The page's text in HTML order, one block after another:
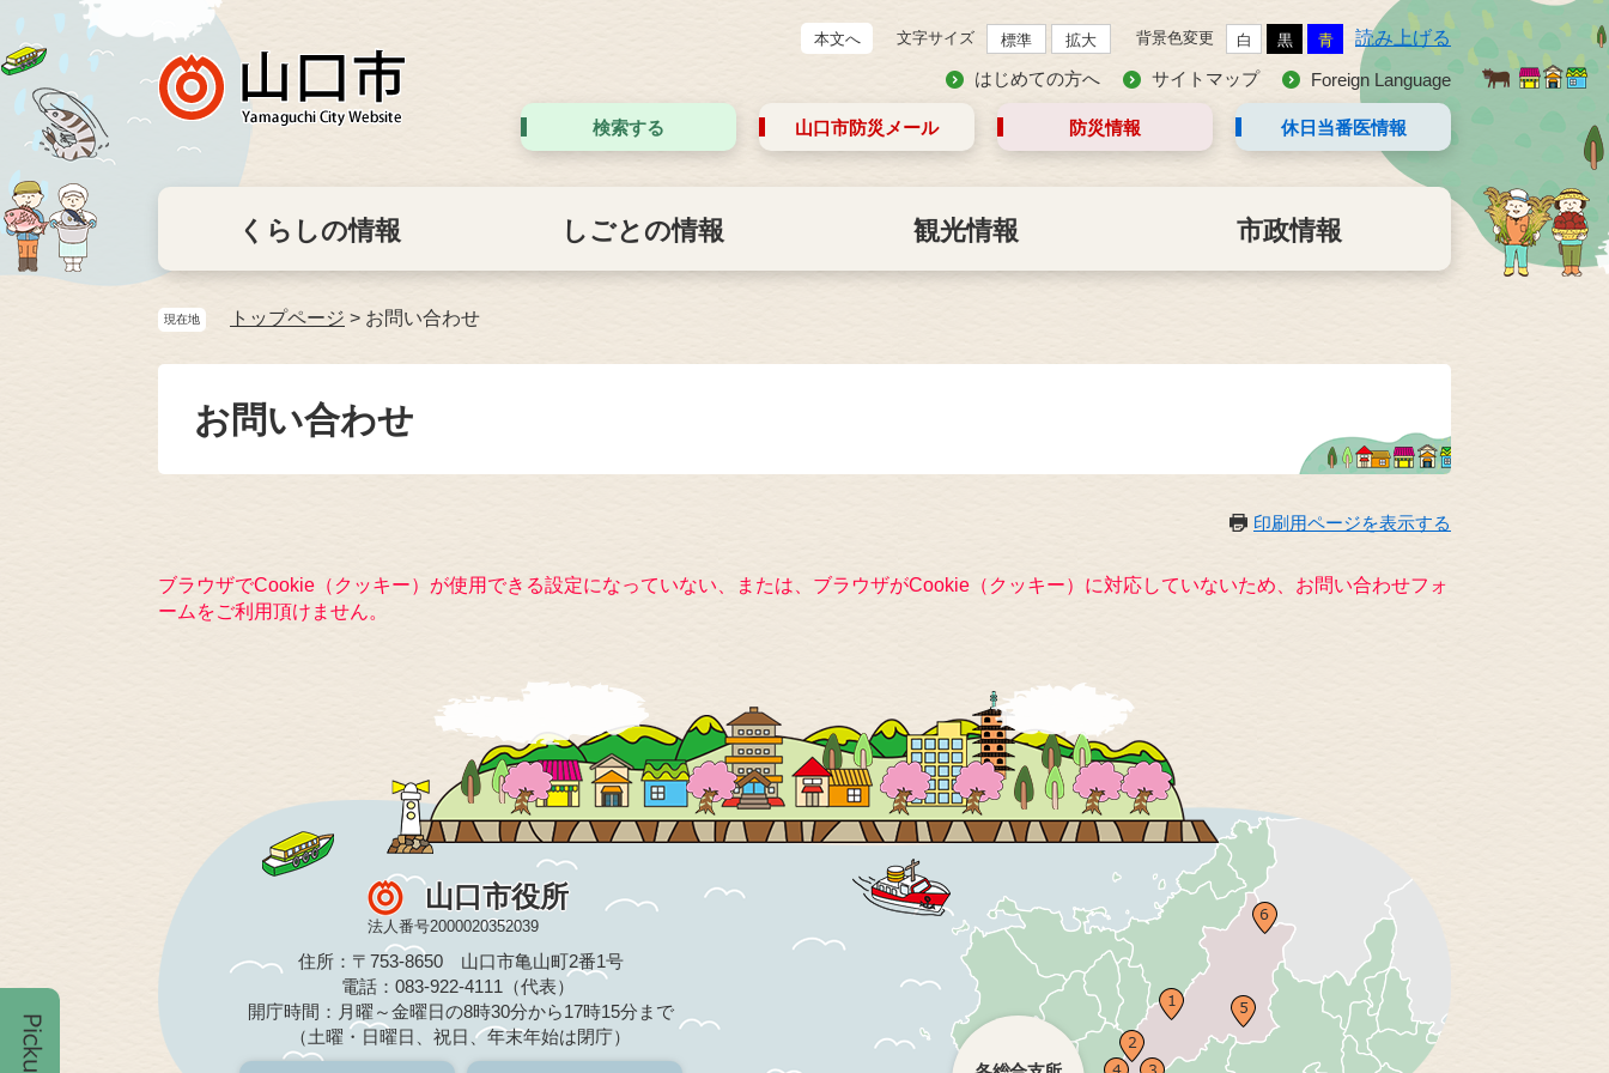
本文へ 文字サイズ 標準 拡大 背景色変更 白 黒 青 読み上げる
はじめての方へ サイトマップ Foreign Language
検索する 山口市防災 メール 防災情報 休日当番医情報
くらしの情報 しごとの情報 観光情報 市政情報
現在地 トップページ > お問い合わせ
お問い合わせ
印刷用ページを表示する
ブラウザでCookie（クッキー）が使用できる設定になっていない、または、ブラウザがCookie（クッキー）に対応していないため、お問い合わせフォ
ームをご利用頂けません。
山口市役所
法人番号2000020352039
住所：〒753-8650 山口市亀山町2番1号
電話：083-922-4111（代表）
開庁時間：月曜～金曜日の8時30分から17時15分まで
（土曜・日曜日、祝日、年末年始は閉庁）